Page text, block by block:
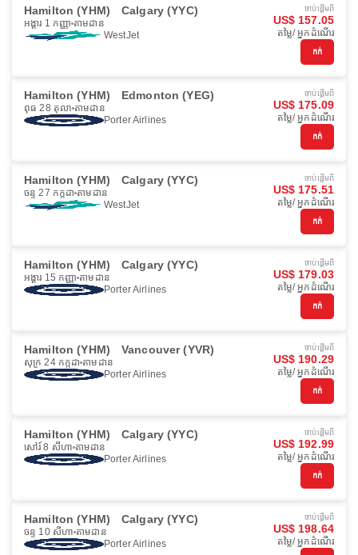
Hamilton (YHM) Calgary (YYC)
អង្គារ 1 កញ្ញា តាមដាន
WestJet
ចាប់ផ្ដើមពី
US$ 157.05
តម្លៃ/ អ្នកដំណើរ
កក់
Hamilton (YHM) Edmonton (YEG)
ពុធ 28 តុលា តាមដាន
Porter Airlines
ចាប់ផ្ដើមពី
US$ 175.09
តម្លៃ/ អ្នកដំណើរ
កក់
Hamilton (YHM) Calgary (YYC)
ចន្ទ 27 កក្កដា តាមដាន
WestJet
ចាប់ផ្ដើមពី
US$ 175.51
តម្លៃ/ អ្នកដំណើរ
កក់
Hamilton (YHM) Calgary (YYC)
អង្គារ 15 កញ្ញា តាមដាន
Porter Airlines
ចាប់ផ្ដើមពី
US$ 179.03
តម្លៃ/ អ្នកដំណើរ
កក់
Hamilton (YHM) Vancouver (YVR)
សុក្រ 24 កក្កដា តាមដាន
Porter Airlines
ចាប់ផ្ដើមពី
US$ 190.29
តម្លៃ/ អ្នកដំណើរ
កក់
Hamilton (YHM) Calgary (YYC)
សៅរ៍ 8 សីហា តាមដាន
Porter Airlines
ចាប់ផ្ដើមពី
US$ 192.99
តម្លៃ/ អ្នកដំណើរ
កក់
Hamilton (YHM) Calgary (YYC)
ចន្ទ 10 សីហា តាមដាន
Porter Airlines
ចាប់ផ្ដើមពី
US$ 198.64
តម្លៃ/ អ្នកដំណើរ